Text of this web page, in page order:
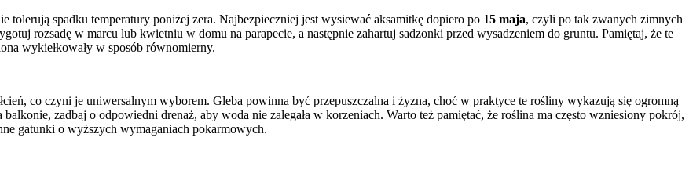
spadku temperatury poniżej zera. Najbezpieczniej jest wysiewać aksamitkę dopiero po 15 maja, czyli po tak zwanych zimnych
rozsadę w marcu lub kwietniu w domu na parapecie, a następnie zahartuj sadzonki przed wysadzeniem do gruntu. Pamiętaj, że te
wykiełkowały w sposób równomierny.
co czyni je uniwersalnym wyborem. Gleba powinna być przepuszczalna i żyzna, choć w praktyce te rośliny wykazują się ogromną
zadbaj o odpowiedni drenaż, aby woda nie zalegała w korzeniach. Warto też pamiętać, że roślina ma często wzniesiony pokrój,
gatunki o wyższych wymaganiach pokarmowych.